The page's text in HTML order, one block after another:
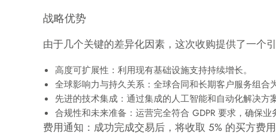
战略优势
由于几个关键的差异化因素，这次收购提供了一个
高度可扩展性：利用现有基础设施支持持续增长。
全球影响力与持久关系：全球合同和长期客户服务组合
先进的技术集成：通过集成的人工智能和自动化解决方
合规性和未来准备：运营完全符合 GDPR 要求，确保业
费用通知：成功完成交易后，将收取 5% 的买方费用